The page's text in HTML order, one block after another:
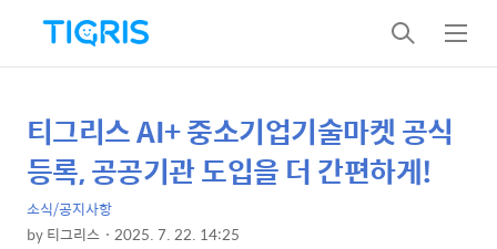
검
색
메
뉴
상
세
컨
텐
본
문
제
목
티그리스 AI+ 중소기업기술마켓 공식
등록, 공공기관 도입을 더 간편하게!
소식/공지사항
by티그리스 2025. 7. 22. 14:25